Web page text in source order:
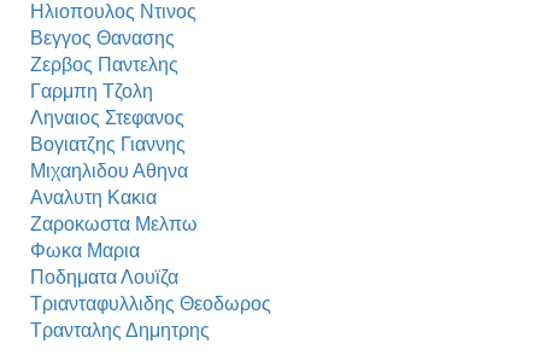
Ηλιοπουλος Ντινος
Βεγγος Θανασης
Ζερβος Παντελης
Γαρμπη Τζολη
Ληναιος Στεφανος
Βογιατζης Γιαννης
Μιχαηλιδου Αθηνα
Αναλυτη Κακια
Ζαροκωστα Μελπω
Φωκα Μαρια
Ποδηματα Λουϊζα
Τριανταφυλλιδης Θεοδωρος
Τρανταλης Δημητρης